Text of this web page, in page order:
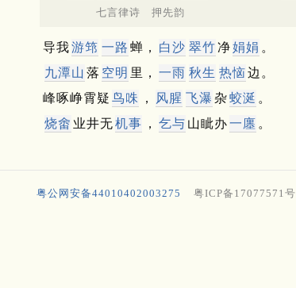
七言律诗 押先韵
导我游筇 一路 蝉， 白沙 翠竹净娟娟 。
九潭山 落 空明 里， 一雨 秋生 热恼边。
峰啄峥霄疑 鸟咮 ， 风腥 飞瀑 杂蛟涎 。
烧畬 业井无机事 ， 乞与 山眦办一廛 。
粤公网安备44010402003275 粤ICP备17077571号